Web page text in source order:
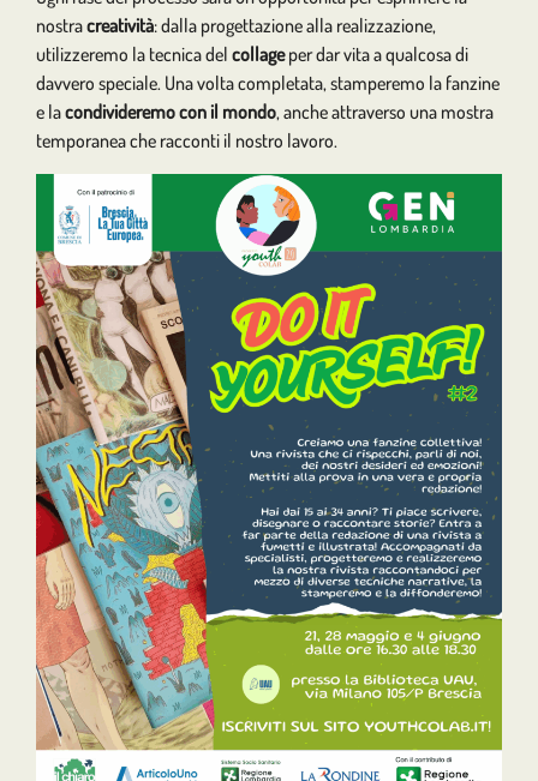
nostracreatività: dalla progettazione alla realizzazione,
utilizzeremo la tecnica del collageper dar vita a qualcosa di
davvero speciale. Una volta completata, stamperemo la fanzine
e lacondivideremo con il mondo, anche attraverso una mostra
temporanea che racconti il nostro lavoro.